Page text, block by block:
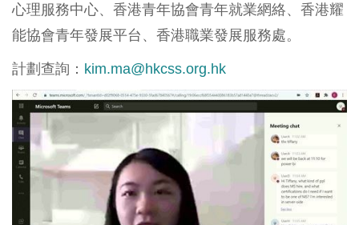
心理服務中心、香港青年協會青年就業網絡、香港耀
能協會青年發展平台、香港職業發展服務處。
計劃查詢： kim.ma@hkcss.org.hk